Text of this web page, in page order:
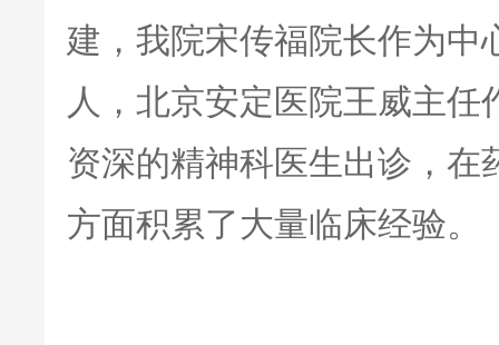
建，我院宋传福院长作为中
人，北京安定医院王威主
资深的精神科医生出诊，
方面积累了大量临床经验。